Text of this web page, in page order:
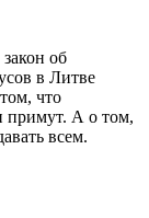
закон об
в Литве
что
примут. А о том,
всем.